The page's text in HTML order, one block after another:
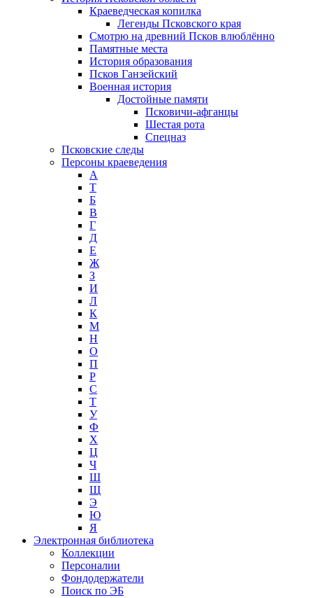
Краеведческая копилка
Легенды Псковского края
Смотрю на древний Псков влюблённо
Памятные места
История образования
Псков Ганзейский
Военная история
Достойные памяти
Псковичи-афганцы
Шестая рота
Спецназ
Псковские следы
Персоны краеведения
А
T
Б
В
Г
Д
Е
Ж
З
И
Л
К
М
Н
О
П
Р
С
Т
У
Ф
Х
Ц
Ч
Ш
Щ
Э
Ю
Я
Электронная библиотека
Коллекции
Персоналии
Фондодержатели
Поиск по ЭБ